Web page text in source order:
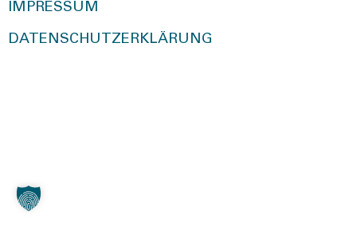
IMPRESSUM
DATENSCHUTZERKLÄRUNG